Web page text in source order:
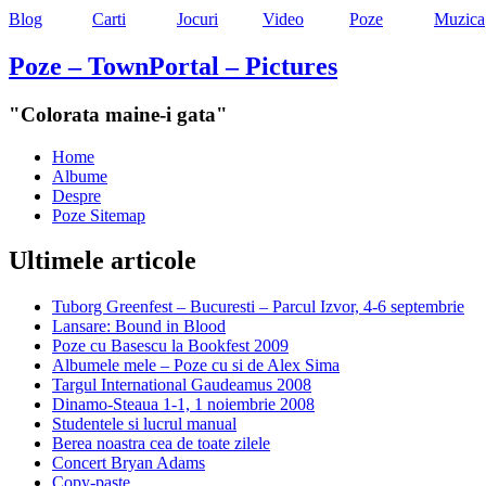
Blog Carti Jocuri Video Poze Muzica
Poze – TownPortal – Pictures
"Colorata maine-i gata"
Home
Albume
Despre
Poze Sitemap
Ultimele articole
Tuborg Greenfest – Bucuresti – Parcul Izvor, 4-6 septembrie
Lansare: Bound in Blood
Poze cu Basescu la Bookfest 2009
Albumele mele – Poze cu si de Alex Sima
Targul International Gaudeamus 2008
Dinamo-Steaua 1-1, 1 noiembrie 2008
Studentele si lucrul manual
Berea noastra cea de toate zilele
Concert Bryan Adams